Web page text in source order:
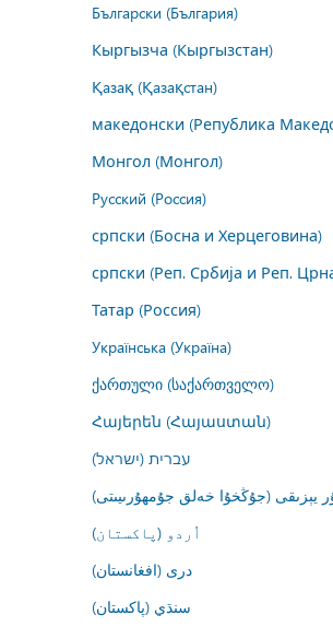
Български (България)
Кыргызча (Кыргызстан)
Қазақ (Қазақстан)
македонски (Република
Монгол (Монгол)
Русский (Россия)
српски (Босна и Херцеговина)
српски (Реп. Србија и Реп.
Татар (Россия)
Українська (Україна)
ქართული (საქართველო)
Հայերեն (Հայաստան)
עברית (ישראל)
يېزىقى (جۇڭخۇا خەلق جۇمھۇرىيىتى)
اُردو (پاکستان)
درى (افغانستان)
سنڌي (پاکستان)